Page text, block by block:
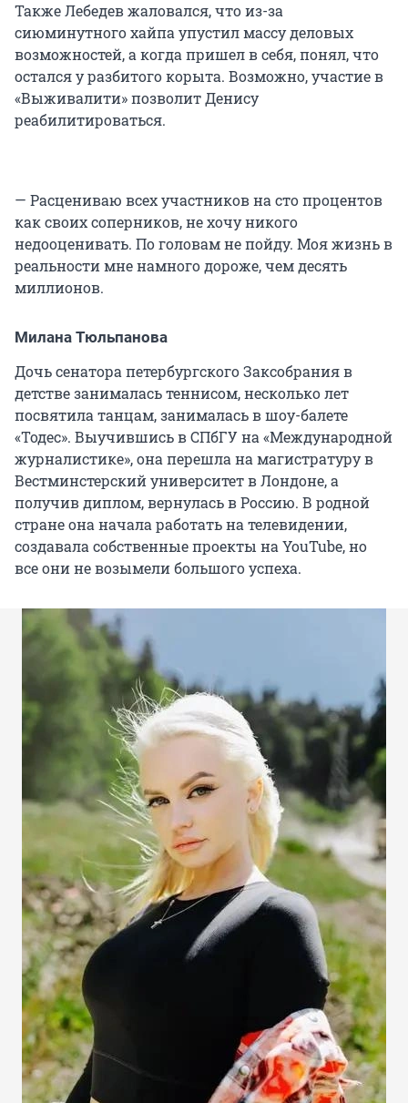
Также Лебедев жаловался, что из-за
сиюминутного хайпа упустил массу деловых
возможностей, а когда пришел в себя, понял, что
остался у разбитого корыта. Возможно, участие в
«Выживалити» позволит Денису
реабилитироваться.
— Расцениваю всех участников на сто процентов
как своих соперников, не хочу никого
недооценивать. По головам не пойду. Моя жизнь в
реальности мне намного дороже, чем десять
миллионов.
Милана Тюльпанова
Дочь сенатора петербургского Заксобрания в
детстве занималась теннисом, несколько лет
посвятила танцам, занималась в шоу-балете
«Тодес». Выучившись в СПбГУ на «Международной
журналистике», она перешла на магистратуру в
Вестминстерский университет в Лондоне, а
получив диплом, вернулась в Россию. В родной
стране она начала работать на телевидении,
создавала собственные проекты на YouTube, но
все они не возымели большого успеха.